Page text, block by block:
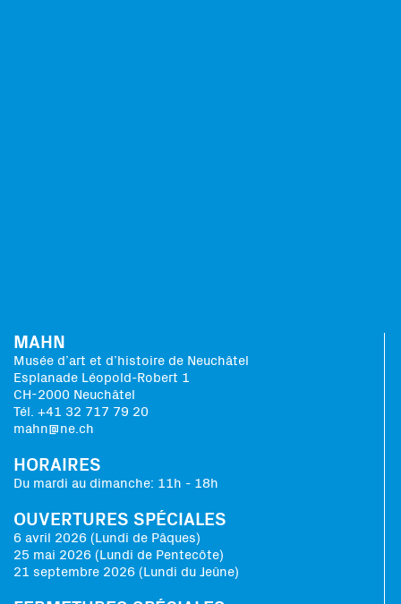
MAHN
Musée d’art et d’histoire de Neuchâtel
Esplanade Léopold-Robert 1
CH-2000 Neuchâtel
Tél. +41 32 717 79 20
mahn@ne.ch
HORAIRES
Du mardi au dimanche: 11h - 18h
OUVERTURES SPÉCIALES
6 avril 2026 (Lundi de Pâques)
25 mai 2026 (Lundi de Pentecôte)
21 septembre 2026 (Lundi du Jeûne)